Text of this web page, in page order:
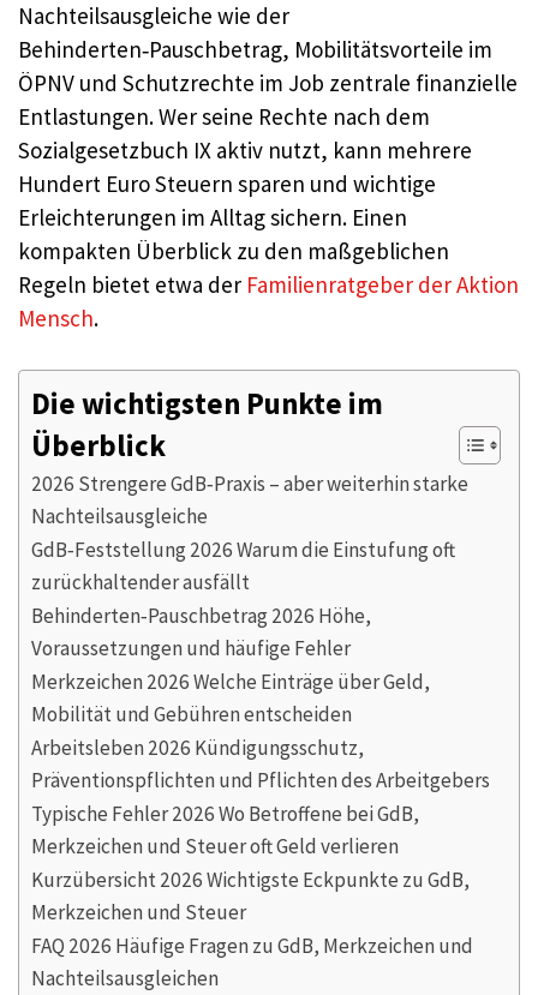
Nachteilsausgleiche wie der
Behinderten‑Pauschbetrag, Mobilitätsvorteile im
ÖPNV und Schutzrechte im Job zentrale finanzielle
Entlastungen. Wer seine Rechte nach dem
Sozialgesetzbuch IX aktiv nutzt, kann mehrere
Hundert Euro Steuern sparen und wichtige
Erleichterungen im Alltag sichern. Einen
kompakten Überblick zu den maßgeblichen
Regeln bietet etwa der Familienratgeber der Aktion
Mensch.
Die wichtigsten Punkte im
Überblick
2026 Strengere GdB‑Praxis – aber weiterhin starke
Nachteilsausgleiche
GdB‑Feststellung 2026 Warum die Einstufung oft
zurückhaltender ausfällt
Behinderten‑Pauschbetrag 2026 Höhe,
Voraussetzungen und häufige Fehler
Merkzeichen 2026 Welche Einträge über Geld,
Mobilität und Gebühren entscheiden
Arbeitsleben 2026 Kündigungsschutz,
Präventionspflichten und Pflichten des Arbeitgebers
Typische Fehler 2026 Wo Betroffene bei GdB,
Merkzeichen und Steuer oft Geld verlieren
Kurzübersicht 2026 Wichtigste Eckpunkte zu GdB,
Merkzeichen und Steuer
FAQ 2026 Häufige Fragen zu GdB, Merkzeichen und
Nachteilsausgleichen